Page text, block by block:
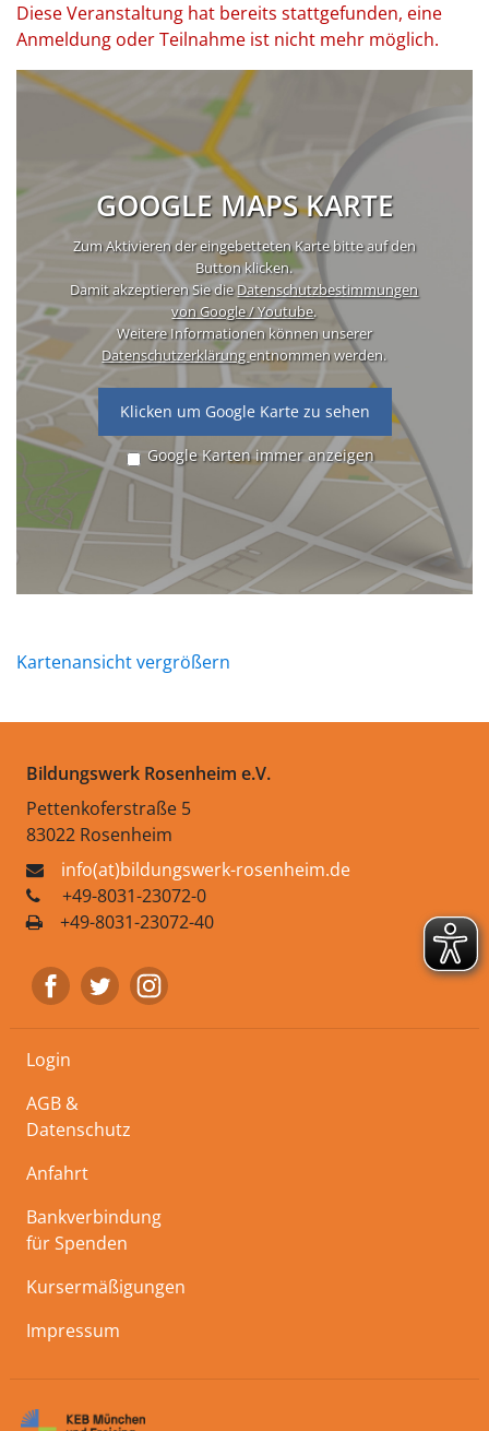
Diese Veranstaltung hat bereits stattgefunden, eine
Anmeldung oder Teilnahme ist nicht mehr möglich.
GOOGLE MAPS KARTE
Zum Aktivieren der eingebetteten Karte bitte auf den
Button klicken.
Damit akzeptieren Sie dieDatenschutzbestimmungen
von Google / Youtube.
Weitere Informationen können unserer
Datenschutzerklärungentnommen werden.
Klicken um Google Karte zu sehen
Google Karten immer anzeigen
Kartenansicht vergrößern
Bildungswerk Rosenheim e.V.
Pettenkoferstraße 5
83022 Rosenheim
info(at)bildungswerk-rosenheim.de
+49-8031-23072-0
+49-8031-23072-40
Login
AGB &
Datenschutz
Anfahrt
Bankverbindung
für Spenden
Kursermäßigungen
Impressum